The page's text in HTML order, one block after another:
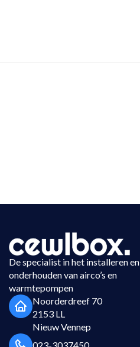
De specialist in het installeren en
onderhouden van airco’s en
warmtepompen
Noorderdreef 70
2153 LL
Nieuw Vennep